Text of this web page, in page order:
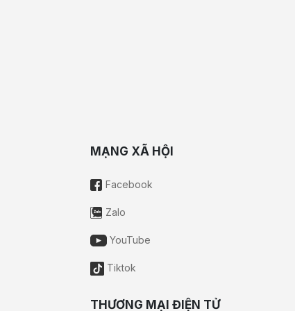
MẠNG XÃ HỘI
Facebook
Zalo
YouTube
Tiktok
THƯƠNG MẠI ĐIỆN TỬ